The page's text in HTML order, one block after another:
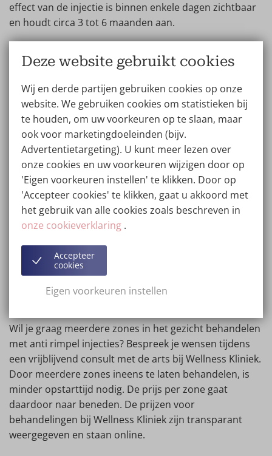
effect van de injectie is binnen enkele dagen zichtbaar
en houdt circa 3 tot 6 maanden aan.
Wat kost een injectie voor
tandenknarsen?
Tandenknarsen (bruxisme, knarsetanden of
kaakklemmen) kan zorgen voor hoofdpijn, oorpijn,
schade aan het tandglazuur en andere gezichtspijn.
Vaak wordt de botuline geïnjecteerd in de kauwspier
(masseter), waardoor de spier verslapt en de kaken
tijdelijk ontspannen. Dat zorgt voor verlichting. De
B***x tandenknarsen kosten zijn all-in en geven zo’n 3
tot 6 maanden verlichting. De behandeling kan daarna
Anti rimpel injectie prijzen:
bespaar per zone
Wil je graag meerdere zones in het gezicht behandelen
met anti rimpel injecties? Bespreek je wensen tijdens
een vrijblijvend consult met de arts bij Wellness Kliniek.
Door meerdere zones ineens te laten behandelen, is
minder opstarttijd nodig. De prijs per zone gaat
daardoor naar beneden. De prijzen voor
behandelingen bij Wellness Kliniek zijn transparant
weergegeven en staan online.
Deze website gebruikt cookies
Wij en derde partijen gebruiken cookies op onze
website. We gebruiken cookies om statistieken bij
te houden, om uw voorkeuren op te slaan, maar
ook voor marketingdoeleinden (bijv.
Advertentietargeting). U kunt meer lezen over
onze cookies en uw voorkeuren wijzigen door op
'Eigen voorkeuren instellen' te klikken. Door op
'Accepteer cookies' te klikken, gaat u akkoord met
het gebruik van alle cookies zoals beschreven in
onze cookieverklaring .
Accepteer
cookies
Eigen voorkeuren instellen